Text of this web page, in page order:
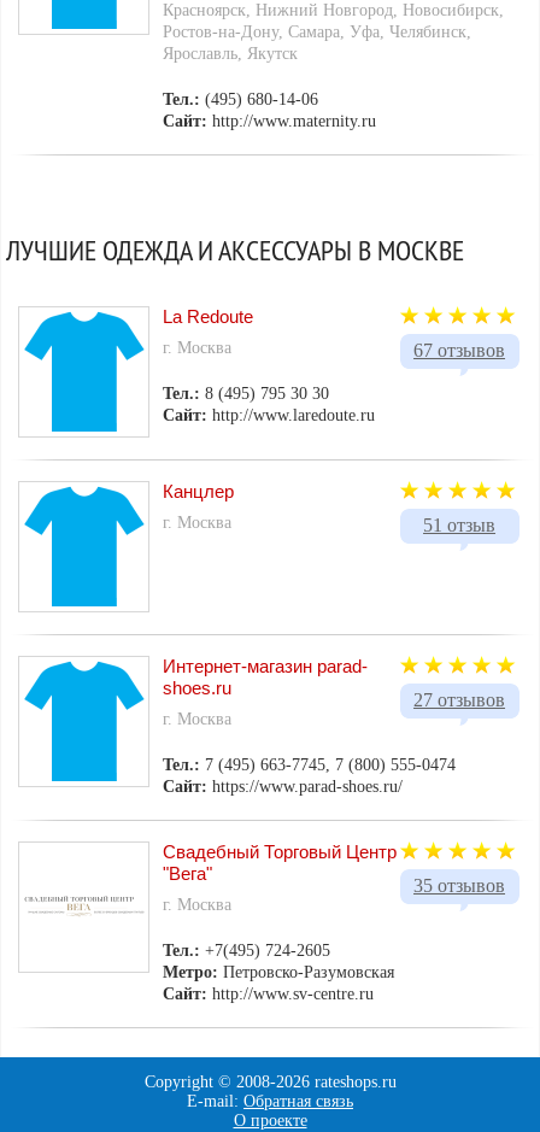
Красноярск, Нижний Новгород, Новосибирск,
Ростов-на-Дону, Самара, Уфа, Челябинск,
Ярославль, Якутск
Тел.:(495) 680-14-06
Сайт: http://www.maternity.ru
ЛУЧШИЕ ОДЕЖДА И АКСЕССУАРЫ В МОСКВЕ
67 отзывов
La Redoute
г. Москва
Тел.:8 (495) 795 30 30
Сайт: http://www.laredoute.ru
51 отзыв
Канцлер
г. Москва
27 отзывов
Интернет-магазин parad-
shoes.ru
г. Москва
Тел.: 7 (495) 663-7745, 7 (800) 555-0474
Сайт: https://www.parad-shoes.ru/
35 отзывов
Свадебный Торговый Центр
"Вега"
г. Москва
Тел.:+7(495) 724-2605
Метро:Петровско-Разумовская
Сайт: http://www.sv-centre.ru
Copyright © 2008-2026 rateshops.ru
E-mail: Обратная связь
О проекте